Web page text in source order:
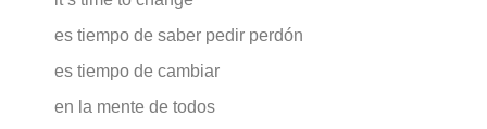
es tiempo de saber pedir perdón
es tiempo de cambiar
en la mente de todos